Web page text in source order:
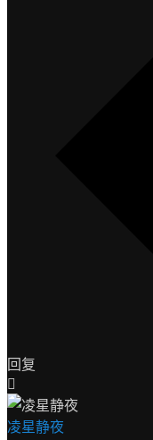
回复
凌星静夜